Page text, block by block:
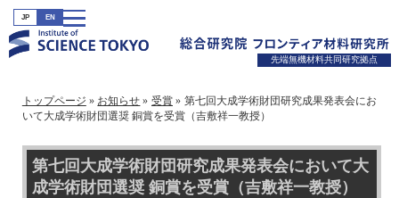
JP EN
先端無機材料共同研究拠点
トップページ お知らせ 受賞
第七回大成学術財団研究成果発表会にお
いて大成学術財団選奨 銅賞を受賞（吉敷祥一教授）
第七回大成学術財団研究成果発表会において大
成学術財団選奨 銅賞を受賞（吉敷祥一教授）